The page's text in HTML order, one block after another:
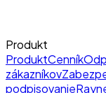
Produkt
ProduktCenník
zákazníkov
podpisovanie